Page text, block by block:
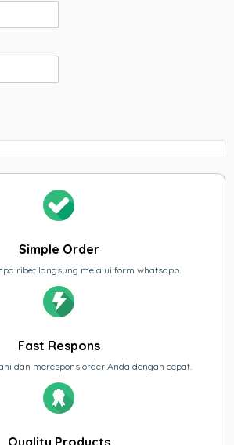
Simple Order
ribet langsung melalui form whatsapp.
Fast Respons
dan merespons order Anda dengan cepat.
Quality Products